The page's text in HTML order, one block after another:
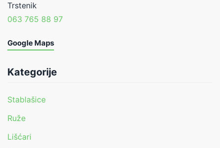
Trstenik
063 765 88 97
Google Maps
Kategorije
Stablašice
Ruže
Lišćari